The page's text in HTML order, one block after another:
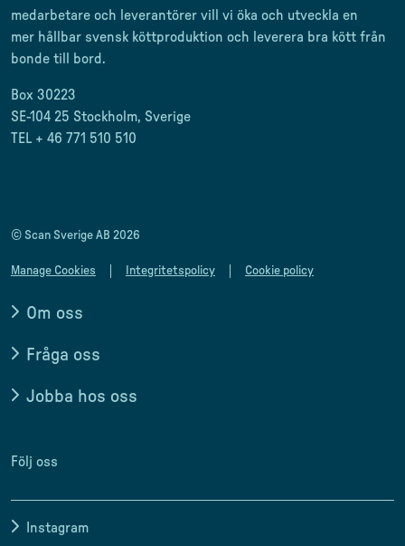
medarbetare och leverantörer vill vi öka och utveckla en
mer hållbar svensk köttproduktion och leverera bra kött från
bonde till
bord.
Box 30223
SE-104 25 Stockholm, Sverige
TEL + 46 771 510 510
© Scan Sverige AB 2026
Manage Cookies Integritetspolicy Cookie policy
Om oss
Fråga oss
Jobba hos oss
Följ oss
Instagram